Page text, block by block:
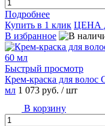
Подробнее
Купить в 1 клик ЦЕНА
В избранное
Быстрый просмотр
Крем-краска для волос
мл 1 073 руб. / шт
В корзину